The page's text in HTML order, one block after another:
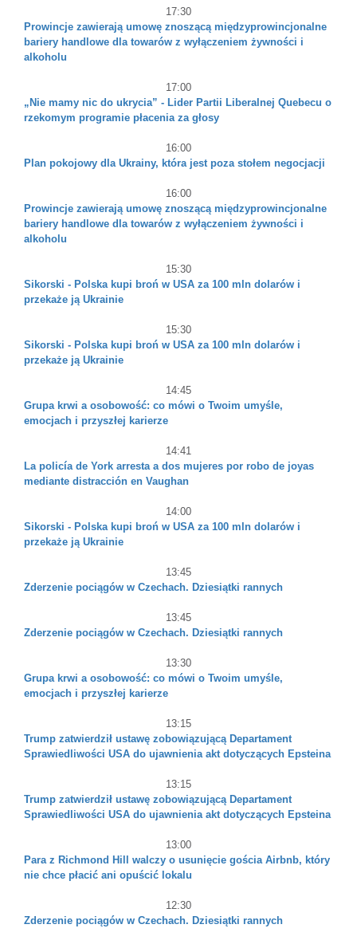
17:30
Prowincje zawierają umowę znoszącą międzyprowincjonalne
bariery handlowe dla towarów z wyłączeniem żywności i
alkoholu
17:00
„Nie mamy nic do ukrycia” - Lider Partii Liberalnej Quebecu o
rzekomym programie płacenia za głosy
16:00
Plan pokojowy dla Ukrainy, która jest poza stołem negocjacji
16:00
Prowincje zawierają umowę znoszącą międzyprowincjonalne
bariery handlowe dla towarów z wyłączeniem żywności i
alkoholu
15:30
Sikorski - Polska kupi broń w USA za 100 mln dolarów i
przekaże ją Ukrainie
15:30
Sikorski - Polska kupi broń w USA za 100 mln dolarów i
przekaże ją Ukrainie
14:45
Grupa krwi a osobowość: co mówi o Twoim umyśle,
emocjach i przyszłej karierze
14:41
La policía de York arresta a dos mujeres por robo de joyas
mediante distracción en Vaughan
14:00
Sikorski - Polska kupi broń w USA za 100 mln dolarów i
przekaże ją Ukrainie
13:45
Zderzenie pociągów w Czechach. Dziesiątki rannych
13:45
Zderzenie pociągów w Czechach. Dziesiątki rannych
13:30
Grupa krwi a osobowość: co mówi o Twoim umyśle,
emocjach i przyszłej karierze
13:15
Trump zatwierdził ustawę zobowiązującą Departament
Sprawiedliwości USA do ujawnienia akt dotyczących Epsteina
13:15
Trump zatwierdził ustawę zobowiązującą Departament
Sprawiedliwości USA do ujawnienia akt dotyczących Epsteina
13:00
Para z Richmond Hill walczy o usunięcie gościa Airbnb, który
nie chce płacić ani opuścić lokalu
12:30
Zderzenie pociągów w Czechach. Dziesiątki rannych